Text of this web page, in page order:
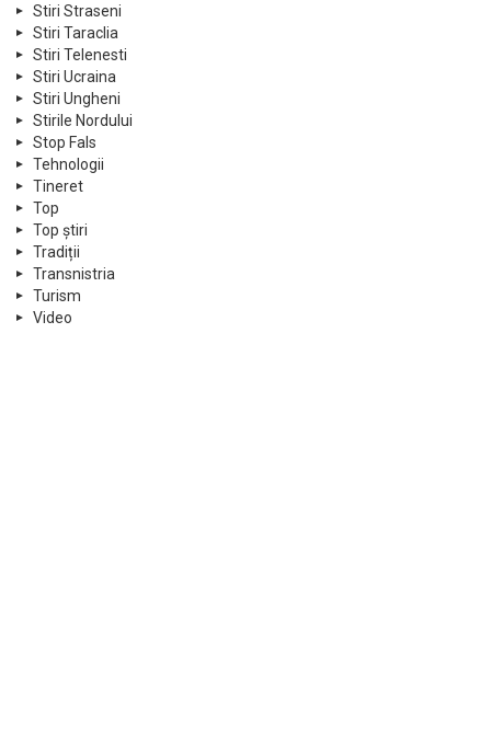
Stiri Straseni
Stiri Taraclia
Stiri Telenesti
Stiri Ucraina
Stiri Ungheni
Stirile Nordului
Stop Fals
Tehnologii
Tineret
Top
Top știri
Tradiții
Transnistria
Turism
Video